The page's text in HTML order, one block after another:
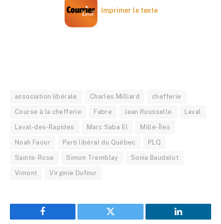
Imprimer le texte
association libérale Charles Milliard chefferie
Course à la chefferie Fabre Jean Rousselle Laval
Laval-des-Rapides Marc Saba El Mille-Îles
Noah Faour Parti libéral du Québec PLQ
Sainte-Rose Simon Tremblay Sonia Baudelot
Vimont Virginie Dufour
Facebook Twitter LinkedIn